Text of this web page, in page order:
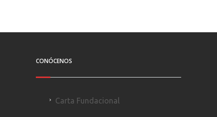
CONÓCENOS
Carta Fundacional